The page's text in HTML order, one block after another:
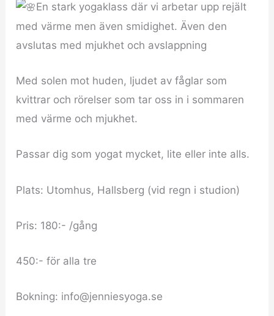
En stark yogaklass där vi arbetar upp rejält
med värme men även smidighet. Även den
avslutas med mjukhet och avslappning
Med solen mot huden, ljudet av fåglar som
kvittrar och rörelser som tar oss in i sommaren
med värme och mjukhet.
Passar dig som yogat mycket, lite eller inte alls.
Plats: Utomhus, Hallsberg (vid regn i studion)
Pris: 180:- /gång
450:- för alla tre
Bokning: info@jenniesyoga.se